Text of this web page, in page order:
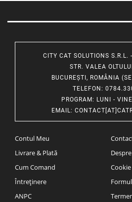
CITY CAT SOLUTIONS
STR. VALEA
BUCUREȘTI, ROMÂNIA
TELEFON :
PROGRAM: LUNI -
EMAIL:
Contul Meu
Livrare & Plată
Cum Comand
Întreținere
ANPC